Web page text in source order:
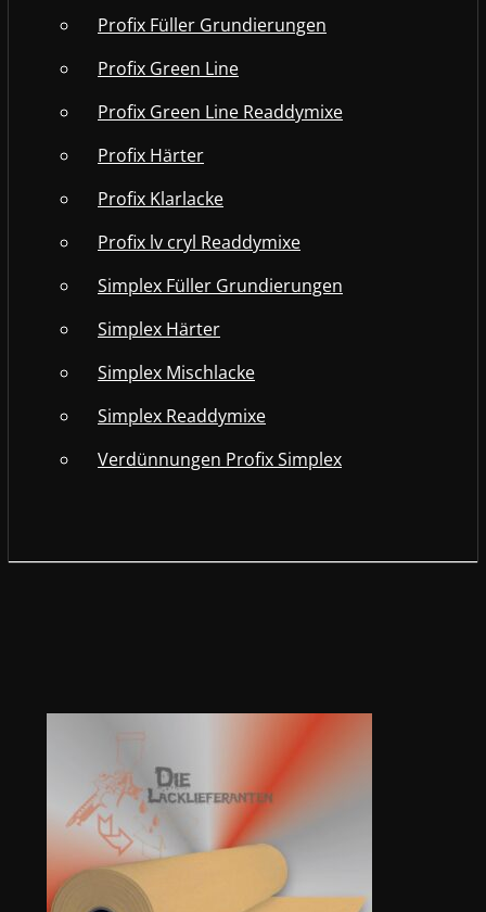
Profix Füller Grundierungen
Profix Green Line
Profix Green Line Readdymixe
Profix Härter
Profix Klarlacke
Profix lv cryl Readdymixe
Simplex Füller Grundierungen
Simplex Härter
Simplex Mischlacke
Simplex Readdymixe
Verdünnungen Profix Simplex